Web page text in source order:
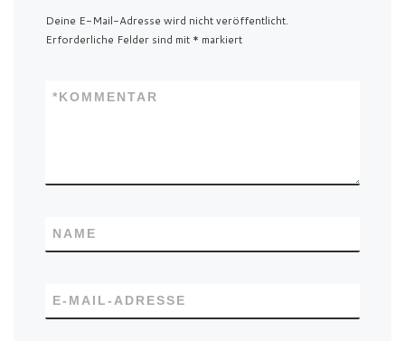
Deine E-Mail-Adresse wird nicht veröffentlicht.
Erforderliche Felder sind mit * markiert
KOMMENTAR
*
NAME
E-MAIL-ADRESSE